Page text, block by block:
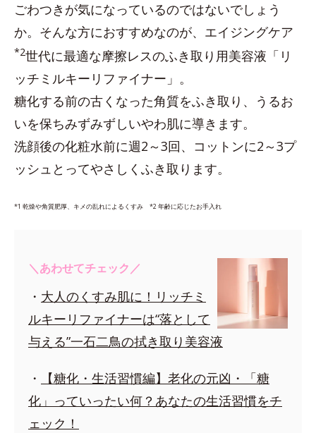
ごわつきが気になっているのではないでしょう
か。そんな方におすすめなのが、エイジングケア
*2世代に最適な摩擦レスのふき取り用美容液「リ
ッチミルキーリファイナー」。
糖化する前の古くなった角質をふき取り、うるお
いを保ちみずみずしいやわ肌に導きます。
洗顔後の化粧水前に週2～3回、コットンに2～3プ
ッシュとってやさしくふき取ります。
*1 乾燥や角質肥厚、キメの乱れによるくすみ *2 年齢に応じたお手入れ
＼あわせてチェック／
・ 大人のくすみ肌に！リッチミ
ルキーリファイナーは“落として
与える”一石二鳥の拭き取り美容液
・
【糖化・生活習慣編】老化の元凶・「糖
化」っていったい何？あなたの生活習慣をチ
ェック！